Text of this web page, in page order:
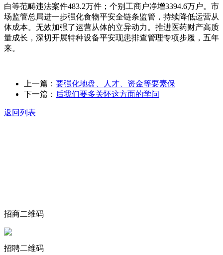
白等范畴违法案件483.2万件；个别工商户净增3394.6万户。市
场监管总局进一步强化食物平安全链条监管，持续降低运营从
体成本。无效加强了运营从体的立异动力。推进医药财产高质
量成长，深切开展特种设备平安现患排查管理专项步履，五年
来。
上一篇： 要强化地盘、人才、资金等要素保
下一篇： 后我们要多关怀这方面的学问
返回列表
招商二维码
招聘二维码